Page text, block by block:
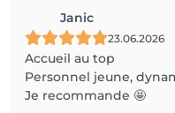
Janic
23.06.2026
Accueil au top
Personnel jeune,
Je recommande 🤩